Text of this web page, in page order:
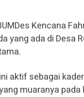
Kencana
yang ada di Desa
aktif sebagai
muaranya